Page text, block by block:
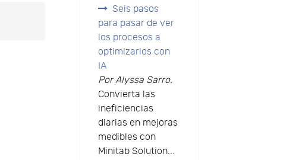
Seis pasos
para pasar de ver
los procesos a
optimizarlos con
IA
Por Alyssa Sarro.
Convierta las
ineficiencias
diarias en mejoras
medibles con
Minitab Solution...